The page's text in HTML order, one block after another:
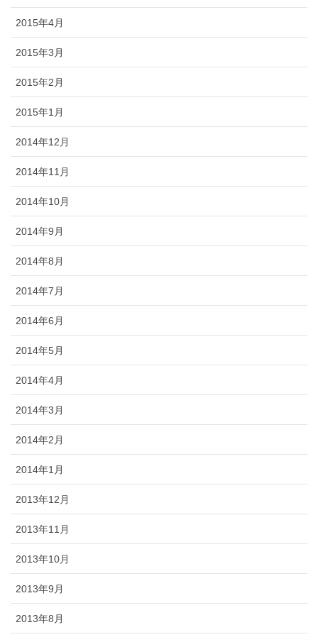
2015年4月
2015年3月
2015年2月
2015年1月
2014年12月
2014年11月
2014年10月
2014年9月
2014年8月
2014年7月
2014年6月
2014年5月
2014年4月
2014年3月
2014年2月
2014年1月
2013年12月
2013年11月
2013年10月
2013年9月
2013年8月